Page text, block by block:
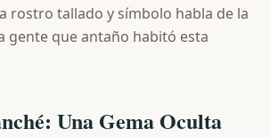
rostro tallado y símbolo habla de la
gente que antaño habitó esta
Una Gema Oculta